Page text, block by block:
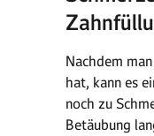
Nachdem
hat, kann es
noch zu
Betäubung